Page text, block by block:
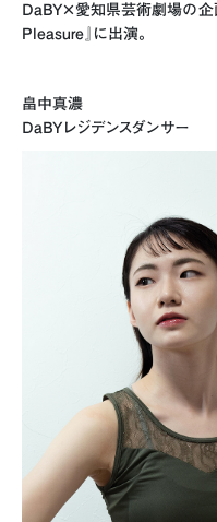
DaBY×愛知県芸術劇場の企
Pleasure』に出演。
畠中真濃
DaBYレジデンスダンサー